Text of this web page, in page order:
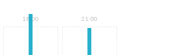
18:00 21:00